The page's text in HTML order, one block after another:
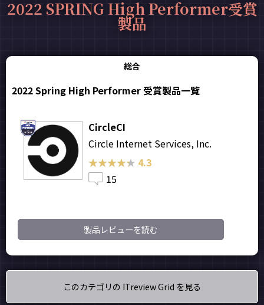
2022 SPRING High Performer受賞
製品
総合
2022 Spring High Performer 受賞製品一覧
CircleCI
Circle Internet Services, Inc.
★★★★★
★★★★★ 4.3
15
製品レビューを読む
このカテゴリの ITreview Grid を見る